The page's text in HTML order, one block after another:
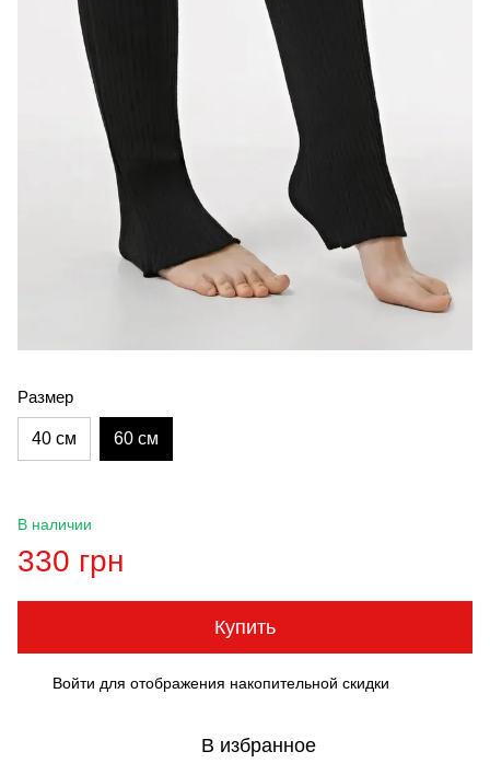
Размер
40 см 60 см
В наличии
330 грн
Купить
Войти для отображения накопительной скидки
В избранное